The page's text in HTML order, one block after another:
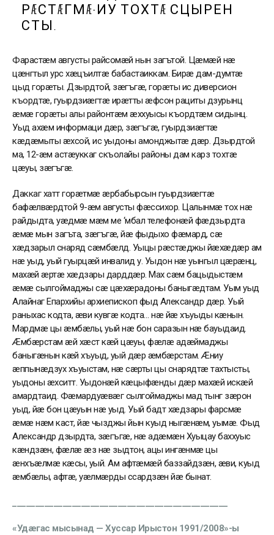
РÆСТÆГМÆ-ИУ ТОХТÆ СЦЫРЕН
СТЫ.
Фарастæм августы райсомæй нын загътой. Цæмæй нæ
цæнгтыл урс хæцъилтæ бабастаиккам. Бирæ дам-думтæ
цыд горæты. Дзырдтой, зæгъгæ, горæты ис диверсион
къордтæ, гуырдзиæгтæ ирæтты æфсон рациты дзурынц
æмæ горæты алы районтæм æххуысы къордтæм сидынц.
Уыд ахæм информаци дæр, зæгъгæ, гуырдзиæгтæ
кæдæмыты æхсой, ис уыдоны амонджытæ дæр. Дзырдтой
ма, 12-æм астæуккаг скъолайы районы дам карз тохтæ
цæуы, зæгъгæ.
Даккаг хатт горæтмæ æрбабырсын гуырдзиæгтæ
бафæлвæрдтой 9-æм августы фæссихор. Цалынмæ тох нæ
райдыдта, уæдмæ мæм ме ‘мбал телефонæй фæдзырдта
æмæ мын загъта, зæгъгæ, йæ фыдыхо фæмард, сæ
хæдзарыл снаряд сæмбæлд. Уыцы рæстæджы йæхæдæр ам
нæ уыд, уый гуырцæй инвалид у. Уыдон нæ уынгыл цæрæнц,
махæй æртæ хæдзары дарддæр. Мах сæм бацыдыстæм
æмæ сылгоймаджы сæ цæхæрадоны баныгæдтам. Уым уыд
Алайнаг Епархийы архиепископ фыд Александр дæр. Уый
раныхас кодта, æви кувгæ кодта… нæ йæ хъуыды кæнын.
Мардмæ цы æмбæлы, уый нæ бон саразын нæ бауыдаид.
Æмбæрстам æй хæст кæй цæуы, фæлæ адæймаджы
баныгæнын кæй хъуыд, уый дæр æмбæрстам. Æниу
æппынæдзух хъуыстам, нæ сæрты цы снарядтæ тахтысты,
уыдоны æхситт. Уыдонæй кæцыфæнды дæр махæй искæй
амардтаид. Фæмардуæвæг сылгоймаджы мад тынг зæрон
уыд, йæ бон цæуын нæ уыд. Уый бадт хæдзары фарсмæ
æмæ нæм каст, йæ чызджы йын куыд ныгæнæм, уымæ. Фыд
Александр дзырдта, зæгъгæ, нæ адæмæн Хуыцау баххуыс
кæндзæн, фæлæ æз нæ зыдтон, ацы ингæнмæ цы
æнхъæлмæ кæсы, уый. Ам афтæмæй баззайдзæн, æви, куыд
æмбæлы, афтæ, уæлмæрды ссардзæн йæ бынат.
«Удæгас мысынад — Хуссар Ирыстон 1991/2008»-ы